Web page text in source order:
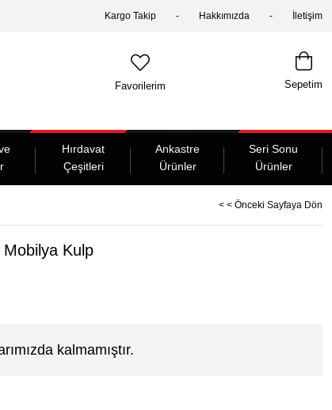
Kargo Takip Hakkımızda İletişim
Sepetim
Favorilerim
Hırdavat
Çeşitleri
Ankastre
Ürünler
Seri Sonu
Ürünler
< < Önceki Sayfaya Dön
Kulp
kalmamıştır.